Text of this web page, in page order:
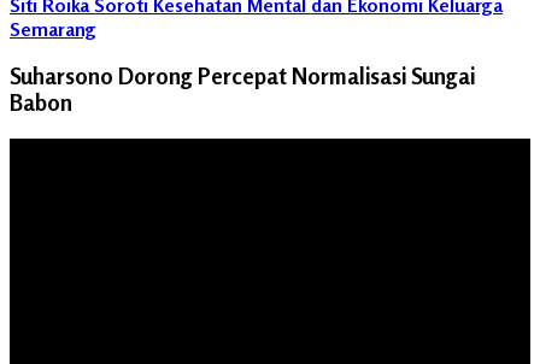
Semarang
Suharsono Dorong Percepat Normalisasi Sungai
Babon